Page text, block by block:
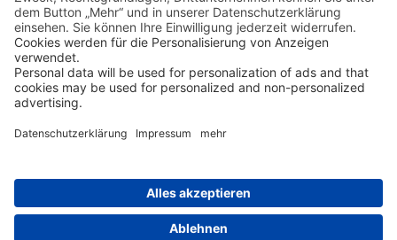
6 Tage geführte Wandertour - Classic Larapinta Trek
6 Tage Wanderreise - Baustein
englischsprachig geführt
ab 2.485 € p.P. im DZ